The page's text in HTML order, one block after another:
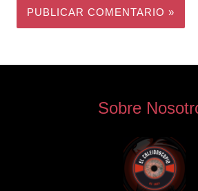
Sobre